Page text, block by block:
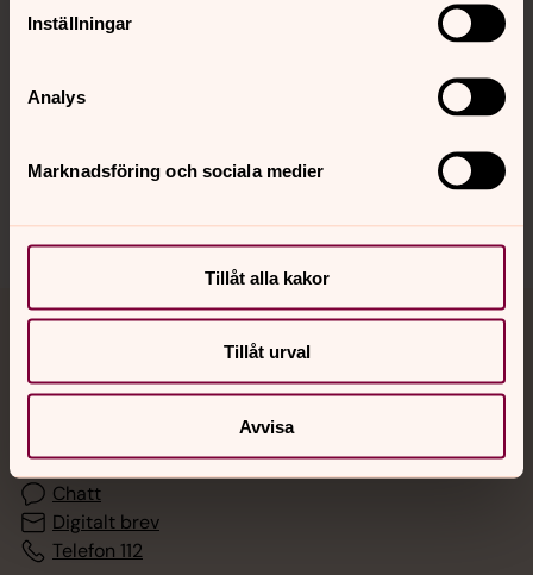
Inställningar
Analys
Marknadsföring och sociala medier
Tillåt alla kakor
Tillåt urval
Avvisa
Sociala kanaler
Jourhavande präst
Akut samtals- och krisstöd. Prata eller chatta anonymt
med en präst på kvällar och nätter.
Chatt
Digitalt brev
Telefon 112